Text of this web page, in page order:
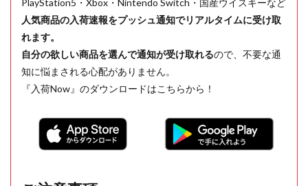
PlayStation5・Xbox・Nintendo Switch・国産ウイスキーなど
人気商品の入荷速報をプッシュ通知でリアルタイムに受け取
れます。
自分の欲しい商品を選んで通知が受け取れるので、不要な通
知に悩まされる心配がありません。
『入荷Now』のダウンロードはこちらから！